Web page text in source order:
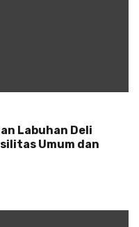
Labuhan Deli
Umum dan